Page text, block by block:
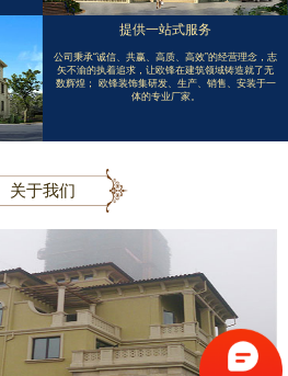
提供一站式服务
公司秉承“诚信、共赢、高质、高效”的经营理念，志
矢不渝的执着追求，让欧锋在建筑领域铸造就了无
数辉煌； 欧锋装饰集研发、生产、销售、安装于一
体的专业厂家。
关于我们